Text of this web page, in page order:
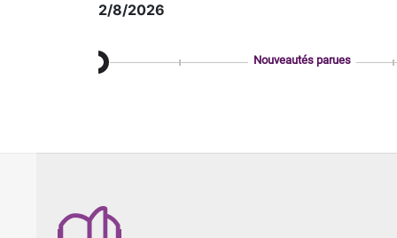
2/8/2026
Nouveautés parues